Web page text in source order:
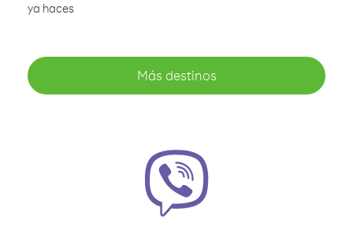
ya haces
Más destinos